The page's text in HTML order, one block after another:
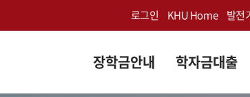
로그인 KHU Home 발전
장학금안내 학자금대출